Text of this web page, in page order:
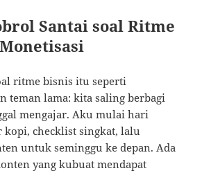
Santai soal Ritme
ritme bisnis itu seperti
teman lama: kita saling berbagi
mengajar. Aku mulai hari
kopi, checklist singkat, lalu
untuk seminggu ke depan. Ada
yang kubuat mendapat